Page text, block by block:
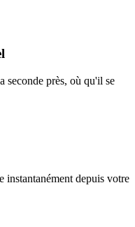
seconde près, où qu'il se
depuis votre